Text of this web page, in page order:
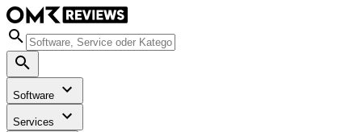
Software
Services